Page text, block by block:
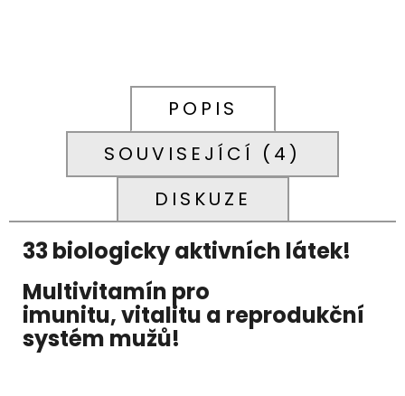
POPIS
SOUVISEJÍCÍ (4)
DISKUZE
33 biologicky aktivních látek!
Multivitamín pro
imunitu, vitalitu a reprodukční
systém mužů!